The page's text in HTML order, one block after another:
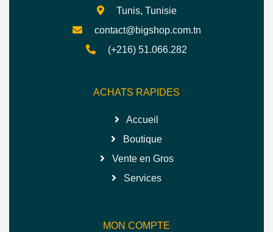
Tunis, Tunisie
contact@bigshop.com.tn
(+216) 51.066.282
ACHATS RAPIDES
Accueil
Boutique
Vente en Gros
Services
MON COMPTE